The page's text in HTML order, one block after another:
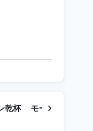
乾杯 モーニングコー